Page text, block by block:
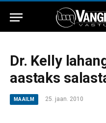
Dr. Kelly
aastaks
MAAILM 25. jaan. 2010